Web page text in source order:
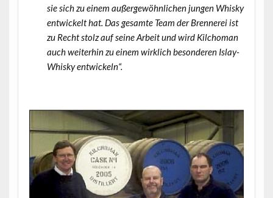
sie sich zu einem außergewöhnlichen jungen Whisky
entwickelt hat. Das gesamte Team der Brennerei ist
zu Recht stolz auf seine Arbeit und wird Kilchoman
auch weiterhin zu einem wirklich besonderen Islay-
Whisky entwickeln“.